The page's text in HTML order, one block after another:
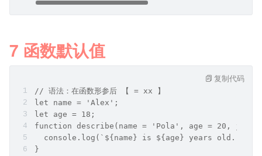
7 函数默认值
// 语法：在函数形参后 【 = xx 】
let name = 'Alex';
let age = 18;
function describe(name = 'Pola', age = 20, job
console.log(`${name} is ${age} years old. He
}
复制代码